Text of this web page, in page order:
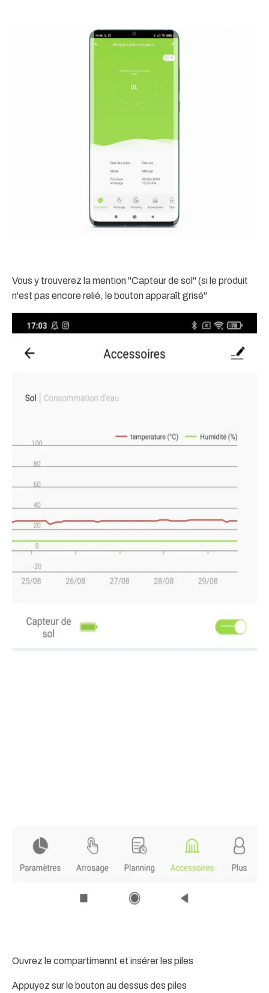
Vous y trouverez la mention "Capteur de sol" (si le produit
n'est pas encore relié, le bouton apparaît grisé"
Ouvrez le compartimennt et insérer les piles
Appuyez sur le bouton au dessus des piles